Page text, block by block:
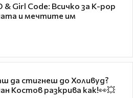
& Girl Code: Всичко за K-pop
и мечтите им
да стигнеш до Холивуд?
Костов разкрива как!👀💥